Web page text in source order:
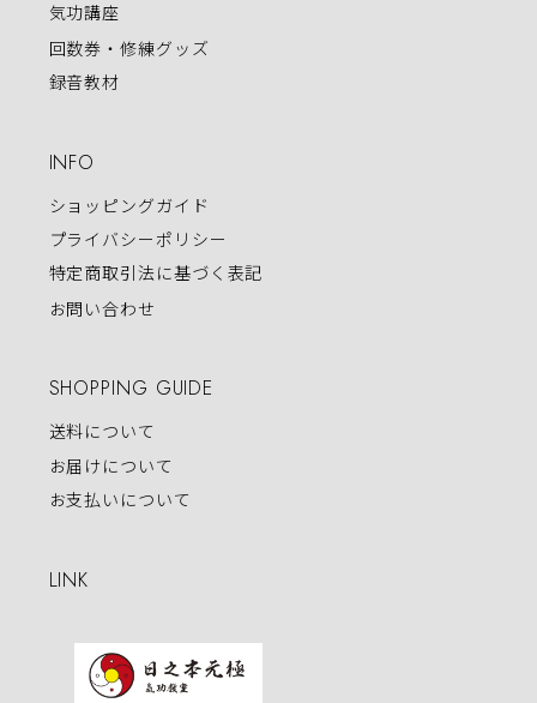
気功講座
回数券・修練グッズ
録音教材
INFO
ショッピングガイド
プライバシーポリシー
特定商取引法に基づく表記
お問い合わせ
SHOPPING GUIDE
送料について
お届けについて
お支払いについて
LINK